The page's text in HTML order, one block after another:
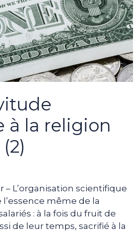
à la religion
– L’organisation scientifique
même de la
: à la fois du fruit de
de leur temps, sacrifié à la